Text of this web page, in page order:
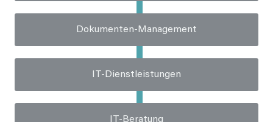
Dokumenten-Management
IT-Dienstleistungen
IT-Beratung